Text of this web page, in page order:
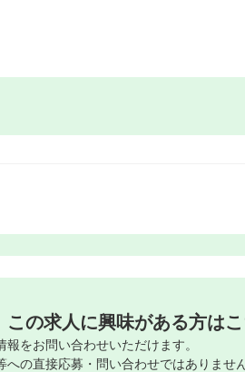
この求人に興味がある方は
報をお問い合わせいただけます。
への直接応募・問い合わせではありませ